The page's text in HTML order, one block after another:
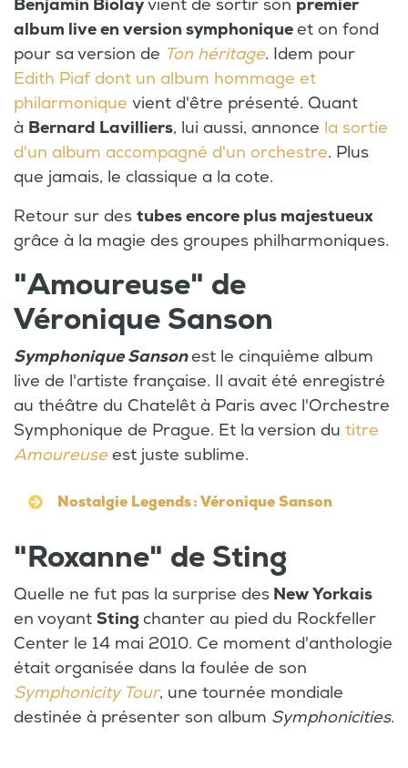
Benjamin Biolayvient de sortir son premier
album live en version symphoniqueet on fond
pour sa version de Ton héritage. Idem pour
Edith Piaf dont un album hommage et
philarmonique vient d'être présenté. Quant
à Bernard Lavilliers, lui aussi, annonce la sortie
d'un album accompagné d'un orchestre. Plus
que jamais, le classique a la cote.
Retour sur des tubes encore plus majestueux
grâce à la magie des groupes philharmoniques.
"Amoureuse" de
Véronique Sanson
Symphonique Sansonest le cinquième album
live de l'artiste française. Il avait été enregistré
au théâtre du Chatelêt à Paris avec l'Orchestre
Symphonique de Prague. Et la version du titre
Amoureuse est juste sublime.
Nostalgie Legends : Véronique Sanson
"Roxanne" de Sting
Quelle ne fut pas la surprise des New Yorkais
en voyant Sting chanter au pied du Rockfeller
Center le 14 mai 2010. Ce moment d'anthologie
était organisée dans la foulée de son
Symphonicity Tour, une tournée mondiale
destinée à présenter son album Symphonicities.